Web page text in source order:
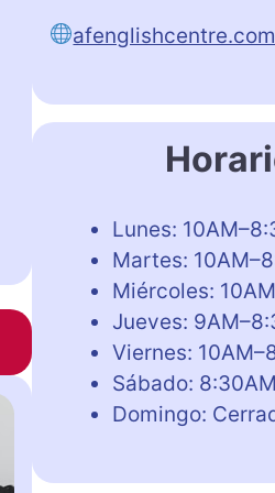
afenglishcentre.com
Lunes:
Martes:
Miércoles:
Jueves:
Viernes:
Sábado:
Domingo: